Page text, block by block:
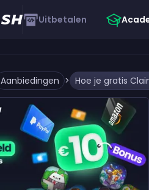
Uitbetalen
Aanbiedingen >